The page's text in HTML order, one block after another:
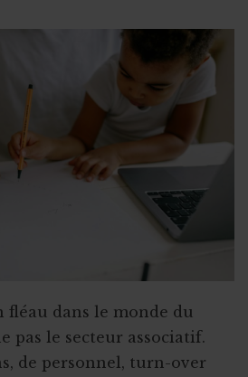
?
fléau dans le monde du
pas le secteur associatif.
de personnel, turn-over